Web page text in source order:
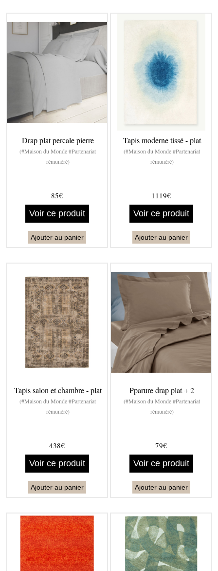
Drap plat percale pierre
(#Maison du Monde #Partenariat
rémunéré)
85€
Voir ce produit
Ajouter au panier
Tapis moderne tissé - plat
(#Maison du Monde #Partenariat
rémunéré)
1119€
Voir ce produit
Ajouter au panier
Tapis salon et chambre - plat
(#Maison du Monde #Partenariat
rémunéré)
438€
Voir ce produit
Ajouter au panier
Pparure drap plat + 2
(#Maison du Monde #Partenariat
rémunéré)
79€
Voir ce produit
Ajouter au panier